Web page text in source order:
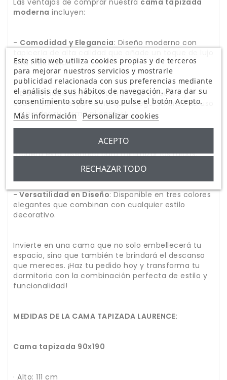
Las ventajas de comprar nuestra cama tapizada
moderna incluyen:
- Comodidad y Elegancia: Diseño moderno con
a tu habitación.
- Durabilidad Extrema: Estructura de acero y
acolchado de espuma HD que aseguran años de uso
sin perder su forma ni confort.
: La base de láminas de
madera está diseñada para minimizar los ruidos,
permitiéndote disfrutar de un sueño ininterrumpido.
- Versatilidad en Diseño: Disponible en tres colores
elegantes que combinan con cualquier estilo
decorativo.
Invierte en una cama que no solo embellecerá tu
espacio, sino que también te brindará el descanso
que mereces. ¡Haz tu pedido hoy y transforma tu
dormitorio con la combinación perfecta de estilo y
funcionalidad!
MEDIDAS DE LA CAMA TAPIZADA LAURENCE:
Cama tapizada 90x190
· Alto: 111 cm
Este sitio web utiliza cookies propias y de terceros
para mejorar nuestros servicios y mostrarle
publicidad relacionada con sus preferencias mediante
el análisis de sus hábitos de navegación. Para dar su
consentimiento sobre su uso pulse el botón Acepto.
Más información Personalizar cookies
RECHAZAR TODO
ACEPTO